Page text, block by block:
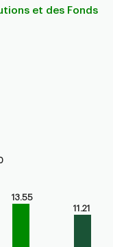
et des Fonds
fund
Range: 0 to 30.
13.55
11.21